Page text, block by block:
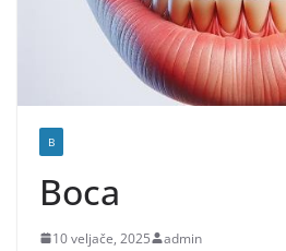
B
Boca
10 veljače, 2025 admin